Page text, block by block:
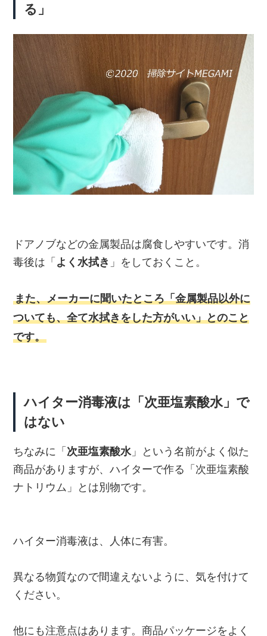
る」
ドアノブなどの金属製品は腐食しやすいです。消
毒後は「よく水拭き 」をしておくこと。
また、メーカーに聞いたところ「金属製品以外に
ついても、全て水拭きをした方がいい」とのこと
です。
ハイター消毒液は「次亜塩素酸水」で
はない
ちなみに「 次亜塩素酸水 」という名前がよく似た
商品がありますが、ハイターで作る「次亜塩素酸
ナトリウム」とは別物です。
ハイター消毒液は、人体に有害。
異なる物質なので間違えないように、気を付けて
ください。
他にも注意点はあります。商品パッケージをよく